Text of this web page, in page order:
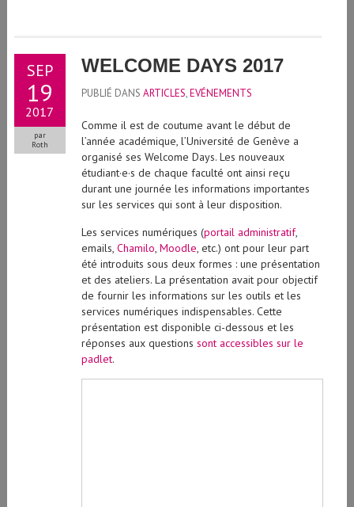
SEP
19
2017
par
Roth
WELCOME DAYS 2017
PUBLIÉ DANS ARTICLES,EVÉNEMENTS
Comme il est de coutume avant le début de
l’année académique, l’Université de Genève a
organisé ses Welcome Days. Les nouveaux
étudiant·e·s de chaque faculté ont ainsi reçu
durant une journée les informations importantes
sur les services qui sont à leur disposition.
Les services numériques (portail administratif,
emails, Chamilo, Moodle, etc.) ont pour leur part
été introduits sous deux formes : une présentation
et des ateliers. La présentation avait pour objectif
de fournir les informations sur les outils et les
services numériques indispensables. Cette
présentation est disponible ci-dessous et les
réponses aux questions sont accessibles sur le
padlet.